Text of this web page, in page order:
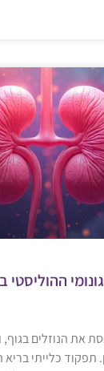
את הנוזלים
כלייתי בריא